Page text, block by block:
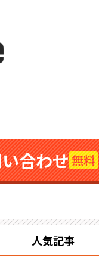
合わせ無料
人気記事